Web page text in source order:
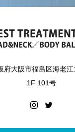
府大阪市福島区海老
1F 101号